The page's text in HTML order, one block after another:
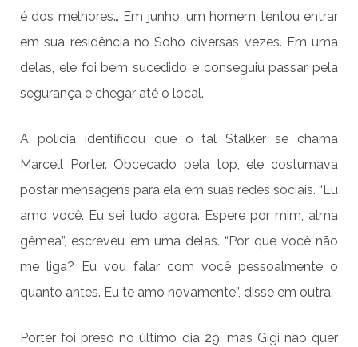
é dos melhores… Em junho, um homem tentou entrar
em sua residência no Soho diversas vezes. Em uma
delas, ele foi bem sucedido e conseguiu passar pela
segurança e chegar até o local.
A polícia identificou que o tal Stalker se chama
Marcell Porter. Obcecado pela top, ele costumava
postar mensagens para ela em suas redes sociais. “Eu
amo você. Eu sei tudo agora. Espere por mim, alma
gêmea”, escreveu em uma delas. “Por que você não
me liga? Eu vou falar com você pessoalmente o
quanto antes. Eu te amo novamente”, disse em outra.
Porter foi preso no último dia 29, mas Gigi não quer